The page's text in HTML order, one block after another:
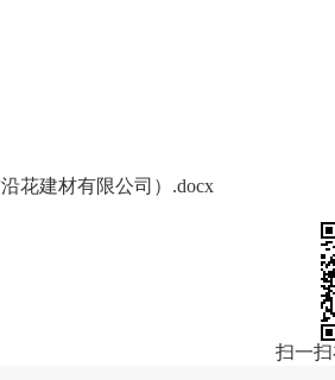
花建材有限公司）.docx
扫一